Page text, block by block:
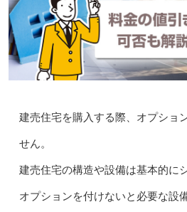
建売住宅を購入する際、オプショ
せん。
建売住宅の構造や設備は基本的に
オプションを付けないと必要な設